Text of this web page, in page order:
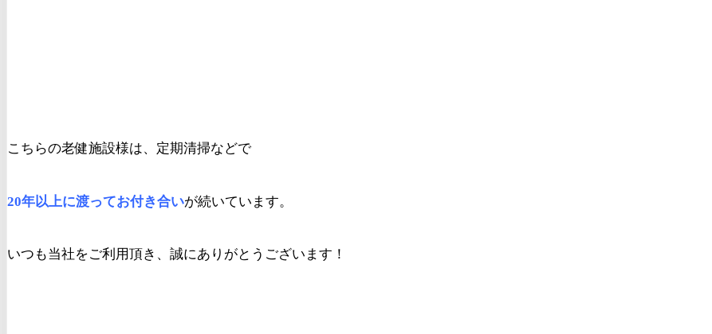
こちらの老健施設様は、定期清掃などで
20年以上に渡ってお付き合いが続いています。
いつも当社をご利用頂き、誠にありがとうございます！